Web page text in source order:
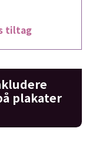
tiltag
plakater